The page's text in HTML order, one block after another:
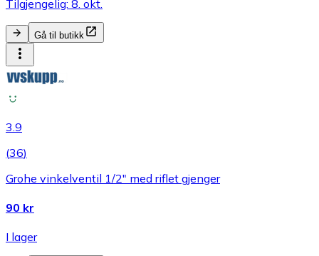
Tilgjengelig: 8. okt.
Gå til butikk
3.9
(36)
Grohe vinkelventil 1/2" med riflet gjenger
90 kr
I lager